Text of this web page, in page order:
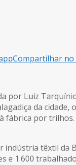
Compartilhar no
por Luiz
da
por trilhos.
têxtil da
e 1.600